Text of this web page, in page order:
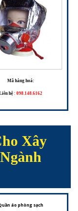
Mã hàng hoá:
hệ : 098.148.6162
Xây
áo phòng sạch